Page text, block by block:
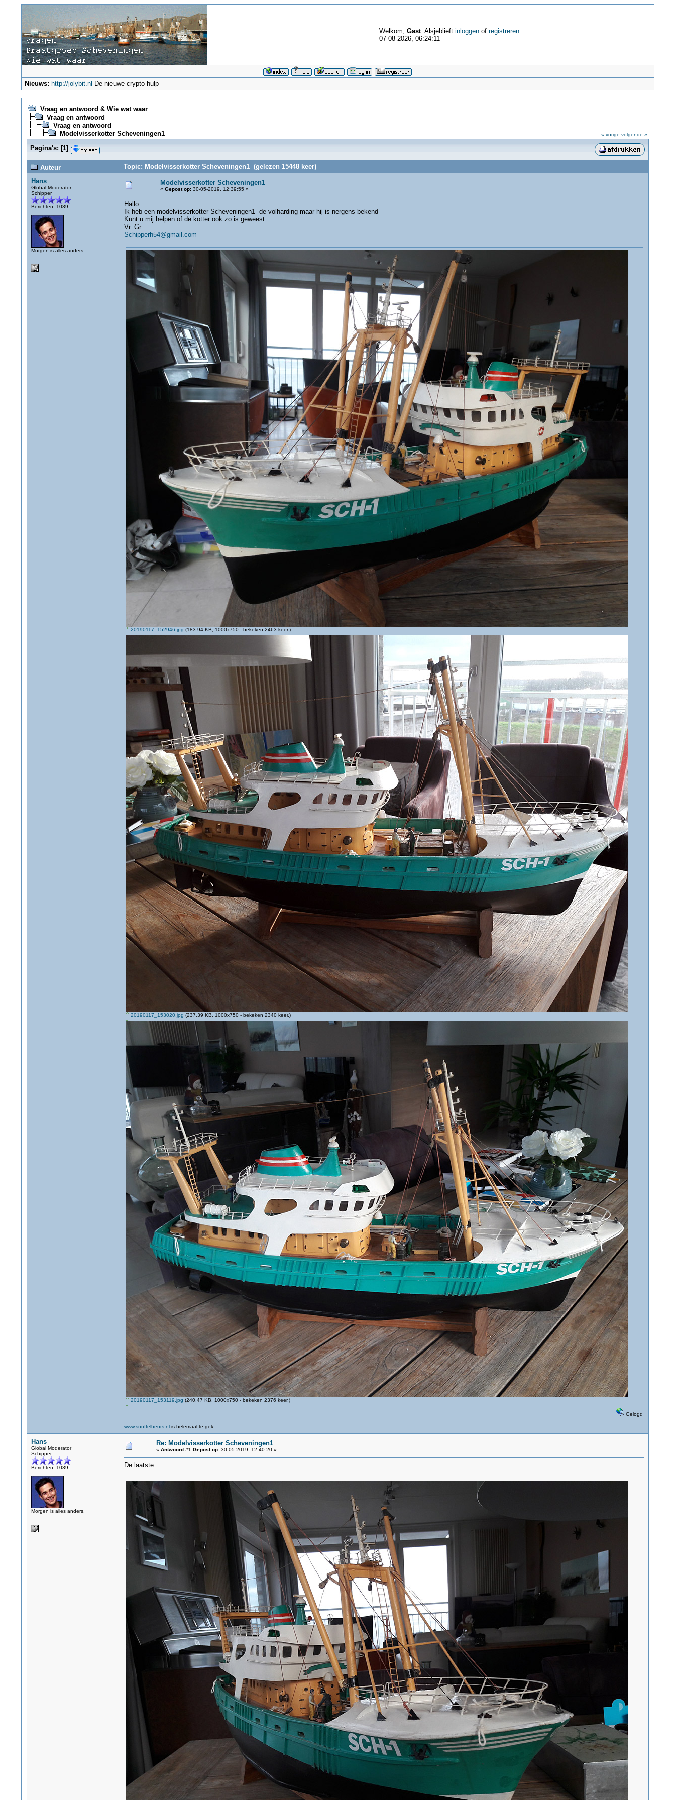
Welkom, Gast. Alsjeblieft inloggenof registreren.
07-08-2026, 06:24:11
Nieuws: http://jolybit.nl De nieuwe crypto hulp
Vraag en antwoord & Wie wat waar
Vraag en antwoord
Vraag en antwoord
Modelvisserkotter Scheveningen1
« vorige volgende »
Pagina's: [1]
Auteur
Topic: Modelvisserkotter Scheveningen1 (gelezen 15448 keer)
Hans
Global Moderator
Schipper
Berichten: 1039
Morgen is alles anders.
Modelvisserkotter Scheveningen1
« Gepost op:30-05-2019, 12:39:55 »
Hallo
Ik heb een modelvisserkotter Scheveningen1 de volharding maar hij is nergens bekend
Kunt u mij helpen of de kotter ook zo is geweest
Vr. Gr.
Schipperh54@gmail.com
20190117_152946.jpg (183.94 KB, 1000x750 - bekeken 2463 keer.)
20190117_153020.jpg (237.39 KB, 1000x750 - bekeken 2340 keer.)
20190117_153119.jpg (240.47 KB, 1000x750 - bekeken 2376 keer.)
Gelogd
www.snuffelbeurs.nlis helemaal te gek
Hans
Global Moderator
Schipper
Berichten: 1039
Morgen is alles anders.
Re: Modelvisserkotter Scheveningen1
« Antwoord #1 Gepost op:30-05-2019, 12:40:20 »
De laatste.